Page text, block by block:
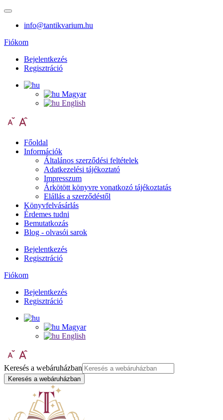
info@tantikvarium.hu
Fiókom
Bejelentkezés
Regisztráció
Magyar
English
Főoldal
Információk
Általános szerződési feltételek
Adatkezelési tájékoztató
Impresszum
Árkötött könyvre vonatkozó tájékoztatás
Elállás a szerződéstől
Könyvfelvásárlás
Érdemes tudni
Bemutatkozás
Blog - olvasói sarok
Bejelentkezés
Regisztráció
Fiókom
Bejelentkezés
Regisztráció
Magyar
English
Keresés a webáruházban
Keresés a webáruházban